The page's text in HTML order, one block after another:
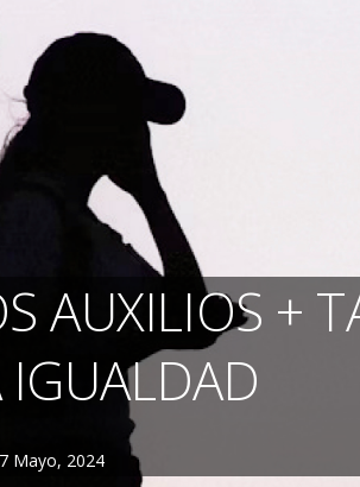
AUXILIOS +
IGUALDAD
Mayo, 2024